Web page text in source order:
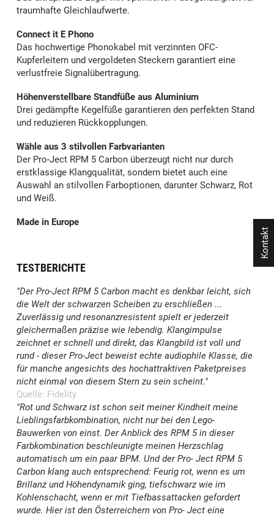
traumhafte Gleichlaufwerte.
Connect it E Phono
Das hochwertige Phonokabel mit verzinnten OFC-
Kupferleitern und vergoldeten Steckern garantiert eine
verlustfreie Signalübertragung.
Höhenverstellbare Standfüße aus Aluminium
Drei gedämpfte Kegelfüße garantieren den perfekten Stand
und reduzieren Rückkopplungen.
Wähle aus 3 stilvollen Farbvarianten
Der Pro-Ject RPM 5 Carbon überzeugt nicht nur durch
erstklassige Klangqualität, sondern bietet auch eine
Auswahl an stilvollen Farboptionen, darunter Schwarz, Rot
und Weiß.
Made in Europe
TESTBERICHTE
"Der Pro-Ject RPM 5 Carbon macht es denkbar leicht, sich
die Welt der schwarzen Scheiben zu erschließen ...
Zuverlässig und resonanzresistent spielt er jederzeit
gleichermaßen präzise wie lebendig. Klangimpulse
zeichnet er schnell und direkt, das Klangbild ist voll und
rund - dieser Pro-Ject beweist echte audiophile Klasse, die
für manche angesichts des hochattraktiven Paketpreises
nicht einmal von diesem Stern zu sein scheint."
Quelle: Fidelity
"Rot und Schwarz ist schon seit meiner Kindheit meine
Lieblingsfarbkombination, nicht nur bei den Lego-
Bauwerken von einst. Der Anblick des RPM 5 in dieser
Farbkombination beschleunigte meinen Herzschlag
automatisch um ein paar BPM. Und der Pro- Ject RPM 5
Carbon klang auch entsprechend: Feurig rot, wenn es um
Brillanz und Höhendynamik ging, tiefschwarz wie im
Kohlenschacht, wenn er mit Tiefbassattacken gefordert
wurde. Hier ist den Österreichern von Pro- Ject eine
Kontakt